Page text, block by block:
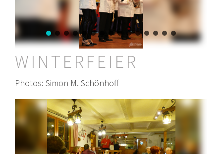
WINTERFEIER
Photos: Simon M. Schönhoff